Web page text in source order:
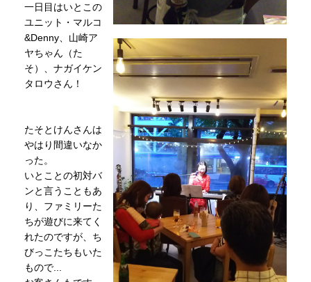
一日目はいとこの
ユニット・マルコ
&Denny、山崎ア
ヤちゃん（た
そ）、ナガイケン
タロウさん！
たそとけんさんは
やはり間違いなか
った。
いとことの初対バ
ンと言うこともあ
り、ファミリーた
ちが遊びに来てく
れたのですが、ち
びっこたちもいた
もので...